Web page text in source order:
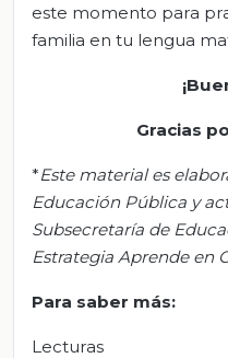
este momento para
familia en tu lengua
Gracias
*Este material es
Educación Pública y
Subsecretaría de
Estrategia Aprende en
Para saber más:
Lecturas